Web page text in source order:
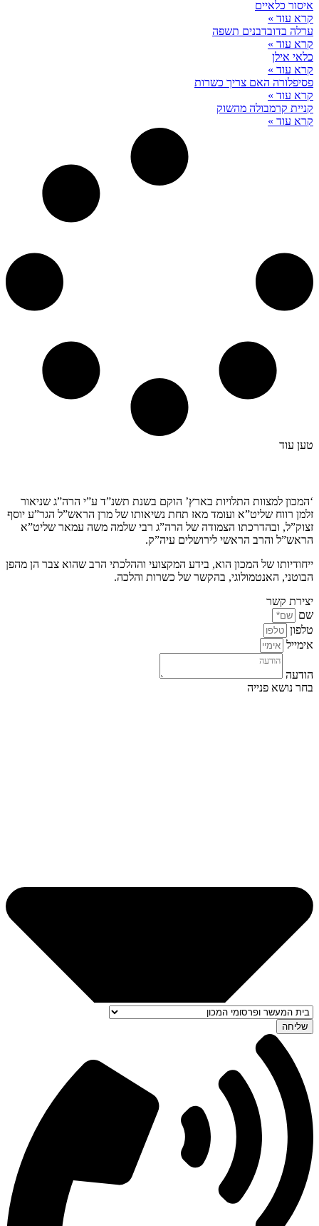
איסור כלאיים
קרא עוד »
ערלה בדובדבנים תשפה
קרא עוד »
כלאי אילן
קרא עוד »
פסיפלורה האם צריך כשרות
קרא עוד »
קניית קרמבולה מהשוק
קרא עוד »
טען עוד
‘המכון למצוות התלויות בארץ’ הוקם בשנת תשנ”ד ע”י הרה”ג שניאור
זלמן רווח שליט”א ועומד מאז תחת נשיאותו של מרן הראש”ל הגר”ע יוסף
זצוק”ל, ובהדרכתו הצמודה של הרה”ג רבי שלמה משה עמאר שליט”א
הראש”ל והרב הראשי לירושלים עיה”ק.
ייחודיותו של המכון הוא, בידע המקצועי וההלכתי הרב שהוא צבר הן מהפן
הבוטני, האנטמולוגי, בהקשר של כשרות והלכה.
יצירת קשר
שם
טלפון
אימייל
הודעה
בחר נושא פנייה
שליחה